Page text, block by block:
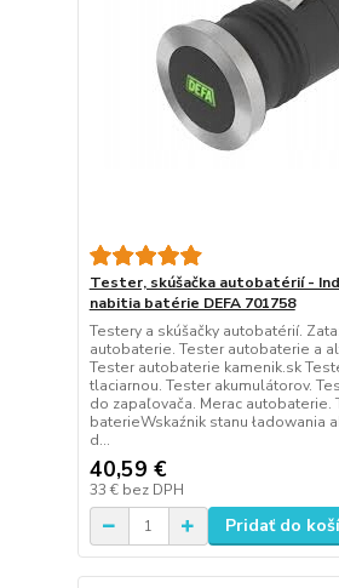
Tester, skúšačka autobatérií -
nabitia batérie DEFA 701758
Testery a skúšačky autobatérií.
autobaterie. Tester autobaterie a
Tester autobaterie kamenik.sk
tlaciarnou. Tester akumulátorov.
do zapaľovača. Merac autobaterie.
baterieWskaźnik stanu ładowania
d...
40,59 €
33 € bez DPH
Pridať do